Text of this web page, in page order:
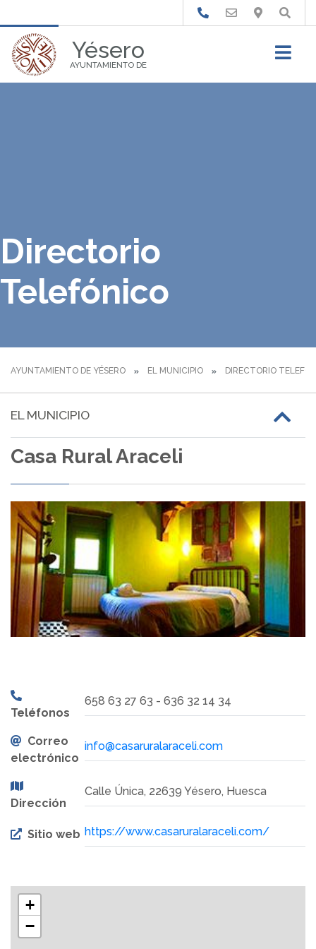
Yésero
AYUNTAMIENTO DE
Buscar
Directorio
Telefónico
AYUNTAMIENTO DE YÉSERO EL MUNICIPIO DIRECTORIO
EL MUNICIPIO
Casa Rural Araceli
Teléfonos
658 63 27 63 - 636 32 14 34
Correo
electrónico
info@casaruralaraceli.com
Dirección
Calle Única, 22639 Yésero, Huesca
Sitio web https://www.casaruralaraceli.com/
+
−